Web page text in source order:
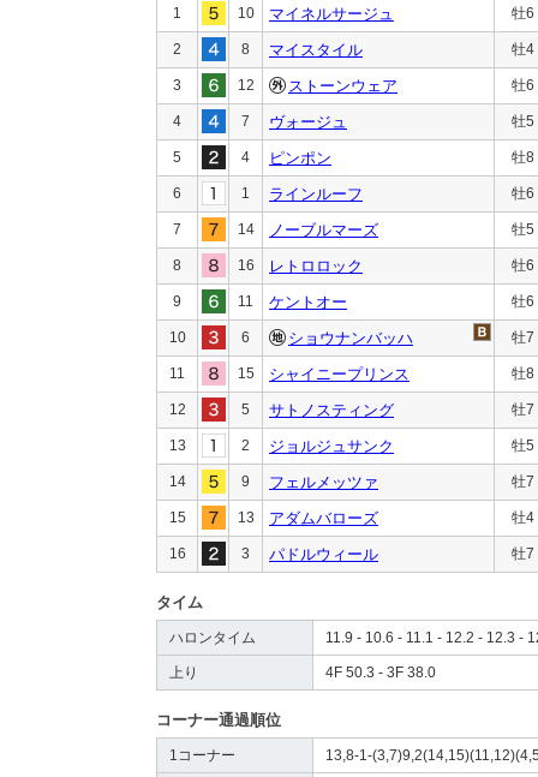
1 10 マイネルサージュ 牡6
2 8 マイスタイル 牡4
3 12 ストーンウェア 牡6
4 7 ヴォージュ 牡5
5 4 ピンポン 牡8
6 1 ラインルーフ 牡6
7 14 ノーブルマーズ 牡5
8 16 レトロロック 牡6
9 11 ケントオー 牡6
10 6 ショウナンバッハ 牡7
11 15 シャイニープリンス 牡8
12 5 サトノスティング 牡7
13 2 ジョルジュサンク 牡5
14 9 フェルメッツァ 牡7
15 13 アダムバローズ 牡4
16 3 パドルウィール 牡7
タイム
ハロンタイム 11.9 - 10.6 - 11.1 - 12.2 - 12.3 -
上り 4F 50.3 - 3F 38.0
コーナー通過順位
1コーナー 13,8-1-